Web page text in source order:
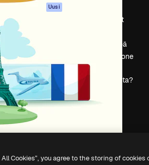
Uusi
Evästepolitiikka
Luottamuskeskus
Kumppanit
Yrityksille
Tapahtumat
Myy sisältöä
Lehdistöhuone
Etsitkö
magnific.ai:ta?
Cookies”, you agree to the storing of